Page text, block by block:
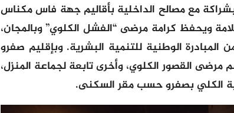
مع مصالح الداخلية بأقاليم جهة فاس مكناس
ويحفظ كرامة مرضى “الفشل الكلوي” وبالمجان،
المبادرة الوطنية للتنمية البشرية. وبإقليم صفرو
القصور الكلوي، وأخرى تابعة لجماعة المنزل،
الكلي بصفرو حسب مقر السكنى.